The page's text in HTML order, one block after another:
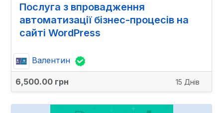
Послуга з впровадження
автоматизації бізнес-процесів на
сайті WordPress
Валентин
6,500.00 грн 15 Днів